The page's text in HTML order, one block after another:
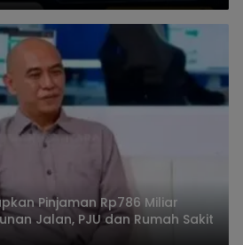
Pinjaman Rp786 Miliar
Jalan, PJU dan Rumah Sakit